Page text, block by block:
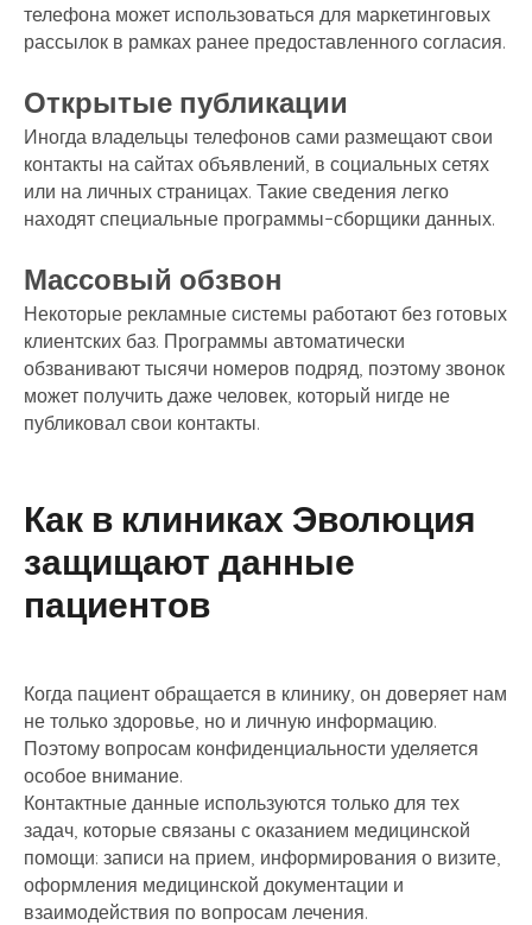
телефона может использоваться для маркетинговых
рассылок в рамках ранее предоставленного согласия.
Открытые публикации
Иногда владельцы телефонов сами размещают свои
контакты на сайтах объявлений, в социальных сетях
или на личных страницах. Такие сведения легко
находят специальные программы-сборщики данных.
Массовый обзвон
Некоторые рекламные системы работают без готовых
клиентских баз. Программы автоматически
обзванивают тысячи номеров подряд, поэтому звонок
может получить даже человек, который нигде не
публиковал свои контакты.
Как в клиниках Эволюция
защищают данные
пациентов
Когда пациент обращается в клинику, он доверяет нам
не только здоровье, но и личную информацию.
Поэтому вопросам конфиденциальности уделяется
особое внимание.
Контактные данные используются только для тех
задач, которые связаны с оказанием медицинской
помощи: записи на прием, информирования о визите,
оформления медицинской документации и
взаимодействия по вопросам лечения.